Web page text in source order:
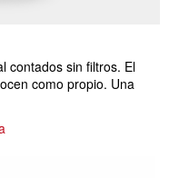
contados sin filtros. El
como propio. Una